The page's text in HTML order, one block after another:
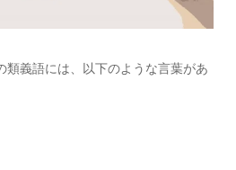
類義語には、以下のような言葉があ